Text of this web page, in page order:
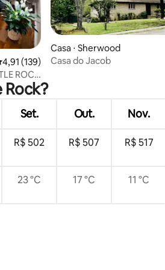
de uma avaliação média de 5, 139
4,91 (139)
ROCK
Casa ⋅ Sherwood
Casa do Jacob
Set. Out. Nov.
R$ 502 R$ 507 R$ 517
23 °C 17 °C 11 °C